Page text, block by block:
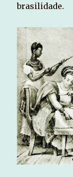
brasilidade.